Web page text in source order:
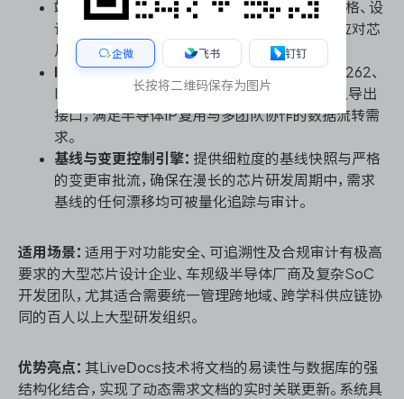
端到端双向追溯体系：支持从系统级需求、IP规格、设
计约束直至验证用例的跨层级双向追溯，有效应对芯
片流片前严苛的架构评审与功能安全审计。
IP-XACT与多标准合规支持：
原生兼容ISO 26262、
IEC 61508等功能安全标准，并支持定制化导入导出
接口，满足半导体IP复用与多团队协作的数据流转需
求。
基线与变更控制引擎： 提供细粒度的基线快照与严格
的变更审批流，确保在漫长的芯片研发周期中，需求
基线的任何漂移均可被量化追踪与审计。
适用场景： 适用于对功能安全、可追溯性及合规审计有极高
要求的大型芯片设计企业、车规级半导体厂商及复杂SoC
开发团队，尤其适合需要统一管理跨地域、跨学科供应链协
同的百人以上大型研发组织。
优势亮点： 其LiveDocs技术将文档的易读性与数据库的强
结构化结合，实现了动态需求文档的实时关联更新。系统具
企微 飞书 钉钉
长按将二维码保存为图片